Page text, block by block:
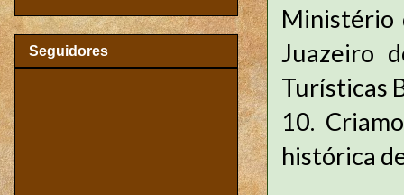
Ministério
Juazeiro
Turísticas
10.
histórica
Seguidores